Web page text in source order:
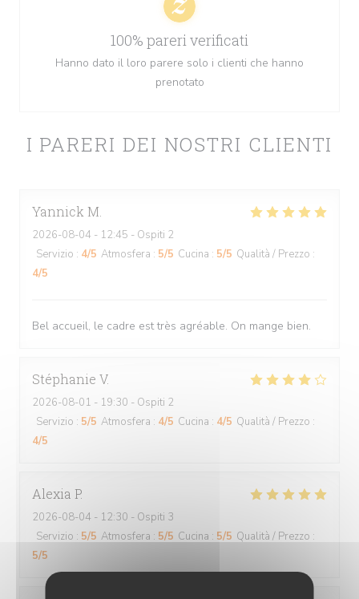
I PARERI DEI NOSTRI CLIENTI
Yannick M
2026-08-04 - 12:45 - Ospiti 2
Servizio : 4/5 Atmosfera : 5/5 Cucina : 5/5 Qualità / Prezzo :
4/5
Bel accueil, le cadre est très agréable. On mange bien.
Stéphanie V
2026-08-01 - 19:30 - Ospiti 2
Servizio : 5/5 Atmosfera : 4/5 Cucina : 4/5 Qualità / Prezzo :
4/5
Alexia P
2026-08-04 - 12:30 - Ospiti 3
Servizio : 5/5 Atmosfera : 5/5 Cucina : 5/5 Qualità / Prezzo :
5/5
100% pareri verificati
Hanno dato il loro parere solo i clienti che hanno
prenotato